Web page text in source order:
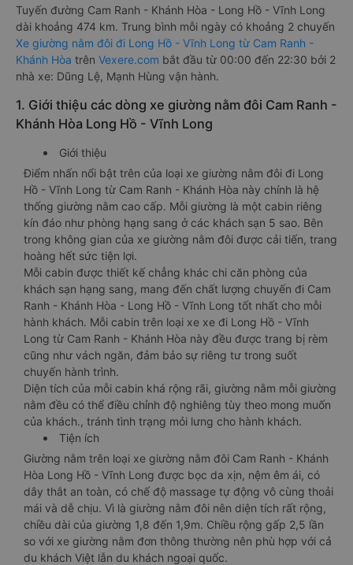
Tuyến đường Cam Ranh - Khánh Hòa - Long Hồ - Vĩnh Long
dài khoảng 474 km. Trung bình mỗi ngày có khoảng 2 chuyến
Xe giường nằm đôi đi Long Hồ - Vĩnh Long từ Cam Ranh -
Khánh Hòa trên Vexere.com bắt đầu từ 00:00 đến 22:30 bởi 2
nhà xe: Dũng Lệ, Mạnh Hùng vận hành.
1. Giới thiệu các dòng xe giường nằm đôi Cam Ranh -
Khánh Hòa Long Hồ - Vĩnh Long
Giới thiệu
Điểm nhấn nổi bật trên của loại xe giường nằm đôi đi Long
Hồ - Vĩnh Long từ Cam Ranh - Khánh Hòa này chính là hệ
thống giường nằm cao cấp. Mỗi giường là một cabin riêng
kín đáo như phòng hạng sang ở các khách sạn 5 sao. Bên
trong không gian của xe giường nằm đôi được cải tiến, trang
hoàng hết sức tiện lợi.
Mỗi cabin được thiết kế chẳng khác chi căn phòng của
khách sạn hạng sang, mang đến chất lượng chuyến đi Cam
Ranh - Khánh Hòa - Long Hồ - Vĩnh Long tốt nhất cho mỗi
hành khách. Mỗi cabin trên loại xe xe đi Long Hồ - Vĩnh
Long từ Cam Ranh - Khánh Hòa này đều được trang bị rèm
cũng như vách ngăn, đảm bảo sự riêng tư trong suốt
chuyến hành trình.
Diện tích của mỗi cabin khá rộng rãi, giường nằm mỗi giường
nằm đều có thể điều chỉnh độ nghiêng tùy theo mong muốn
của khách., tránh tình trạng mỏi lưng cho hành khách.
Tiện ích
Giường nằm trên loại xe giường nằm đôi Cam Ranh - Khánh
Hòa Long Hồ - Vĩnh Long được bọc da xịn, nệm êm ái, có
dây thắt an toàn, có chế độ massage tự động vô cùng thoải
mái và dễ chịu. Vì là giường nằm đôi nên diện tích rất rộng,
chiều dài của giường 1,8 đến 1,9m. Chiều rộng gấp 2,5 lần
so với xe giường nằm đơn thông thường nên phù hợp với cả
du khách Việt lẫn du khách ngoại quốc.